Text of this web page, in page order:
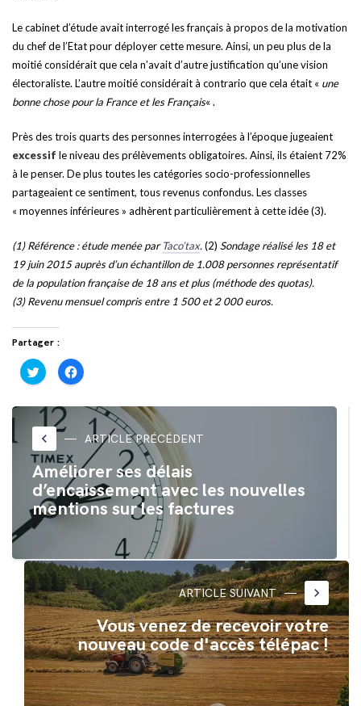
Le cabinet d’étude avait interrogé les français à propos de la motivation
du chef de l’Etat pour déployer cette mesure. Ainsi, un peu plus de la
moitié considérait que cela n’avait d’autre justification qu’une vision
électoraliste. L’autre moitié considérait à contrario que cela était « une
bonne chose pour la France et les Français« .
Près des trois quarts des personnes interrogées à l’époque jugeaient
excessif le niveau des prélèvements obligatoires. Ainsi, ils étaient 72%
à le penser. De plus toutes les catégories socio-professionnelles
partageaient ce sentiment, tous revenus confondus. Les classes
« moyennes inférieures » adhèrent particulièrement à cette idée (3).
(1) Référence : étude menée parTaco’tax.(2) Sondage réalisé les 18 et
19 juin 2015 auprès d’un échantillon de 1.008 personnes représentatif
de la population française de 18 ans et plus (méthode des quotas).
(3) Revenu mensuel compris entre 1 500 et 2 000 euros.
Partager :
Cliquez
pour
partager
Twitter(ouvre
dans
une
nouvelle
fenêtre)
Cliquez
pour
partager
Facebook(ouvre
dans
une
nouvelle
fenêtre)
keyboard_arrow_left ARTICLE PRÉCÉDENT
Améliorer ses délais
d’encaissement avec les nouvelles
mentions sur les factures
ARTICLE SUIVANT keyboard_arrow_right
Vous venez de recevoir votre
nouveau code d'accès télépac !